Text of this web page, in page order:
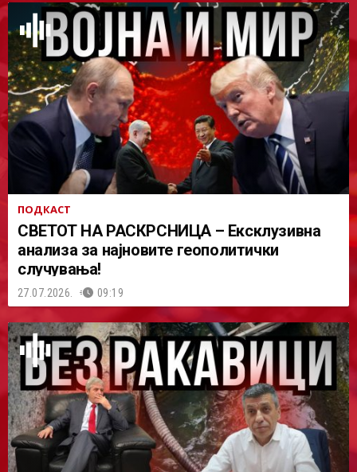
ПОДКАСТ
СВЕТОТ НА РАСКРСНИЦА – Ексклузивна
анализа за најновите геополитички
случувања!
27.07.2026. 09:19